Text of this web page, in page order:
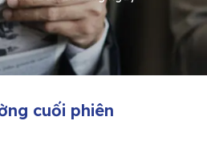
cuối phiên